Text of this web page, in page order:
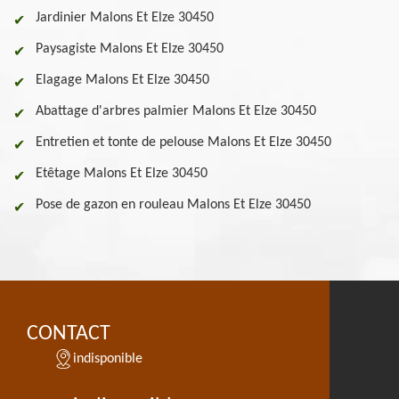
Jardinier Malons Et Elze 30450
Paysagiste Malons Et Elze 30450
Elagage Malons Et Elze 30450
Abattage d'arbres palmier Malons Et Elze 30450
Entretien et tonte de pelouse Malons Et Elze 30450
Etêtage Malons Et Elze 30450
Pose de gazon en rouleau Malons Et Elze 30450
CONTACT
indisponible